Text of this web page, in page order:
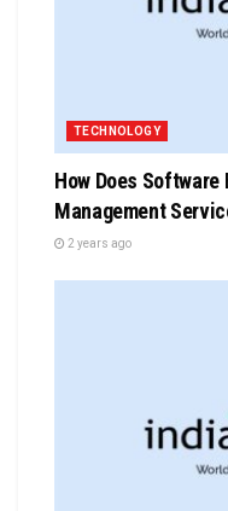
TECHNOLOGY
How Does
Management
2 years ago